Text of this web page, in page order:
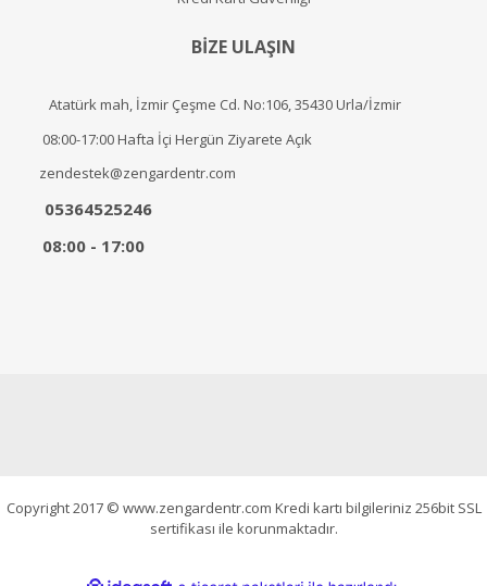
BİZE ULAŞIN
Atatürk mah, İzmir Çeşme Cd. No:106, 35430 Urla/İzmir
08:00-17:00 Hafta İçi Hergün Ziyarete Açık
zendestek@zengardentr.com
05364525246
08:00 - 17:00
Copyright 2017 © www.zengardentr.com Kredi kartı bilgileriniz 256bit SSL
sertifikası ile korunmaktadır.